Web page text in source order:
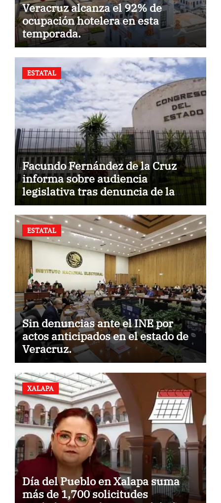
Veracruz alcanza el 92% de
ocupación hotelera en esta
temporada.
ESTATAL
Facundo Fernández de la Cruz
informa sobre audiencia
legislativa tras denuncia de la
Fiscalía.
ESTATAL
Sin denuncias ante el INE por
actos anticipados en el estado de
Veracruz.
XALAPA
Día del Pueblo en Xalapa suma
más de 1,700 solicitudes